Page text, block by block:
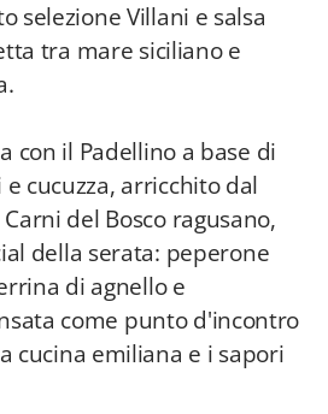
selezione Villani e salsa
tra mare siciliano e
con il Padellino a base di
cucuzza, arricchito dal
del Bosco ragusano,
della serata: peperone
di agnello e
come punto d'incontro
cucina emiliana e i sapori